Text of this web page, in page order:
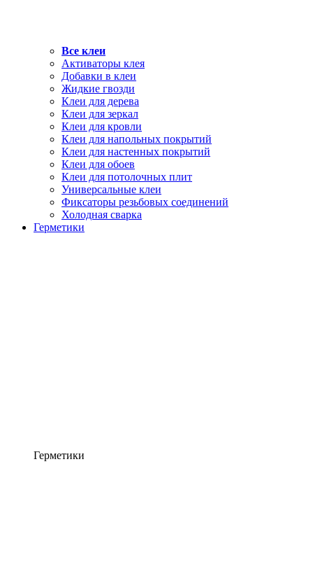
Все клеи
Активаторы клея
Добавки в клеи
Жидкие гвозди
Клеи для дерева
Клеи для зеркал
Клеи для кровли
Клеи для напольных покрытий
Клеи для настенных покрытий
Клеи для обоев
Клеи для потолочных плит
Универсальные клеи
Фиксаторы резьбовых соединений
Холодная сварка
Герметики
Герметики